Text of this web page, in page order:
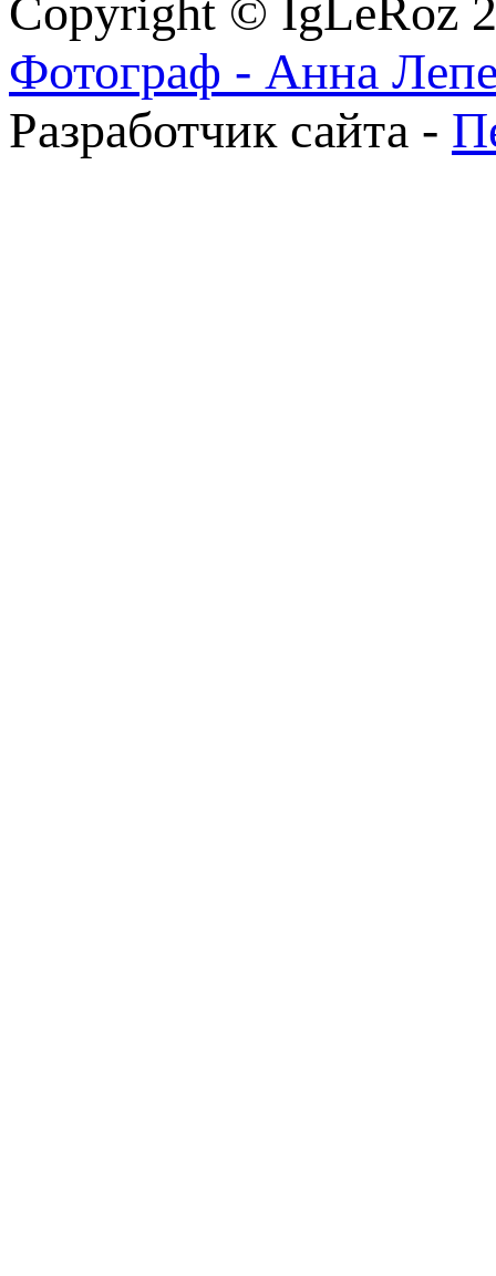
Copyright © IgLeRoz
Фотограф - Анна
Разработчик сайта -